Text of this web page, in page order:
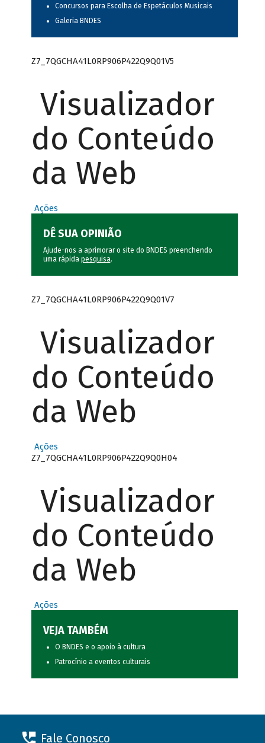
Concursos para Escolha de Espetáculos Musicais
Galeria BNDES
Z7_7QGCHA41L0RP906P422Q9Q01V5
Visualizador
do Conteúdo
da Web
Ações
DÊ SUA OPINIÃO
Ajude-nos a aprimorar o site do BNDES preenchendo
uma rápida pesquisa.
Z7_7QGCHA41L0RP906P422Q9Q01V7
Visualizador
do Conteúdo
da Web
Ações
Z7_7QGCHA41L0RP906P422Q9Q0H04
Visualizador
do Conteúdo
da Web
Ações
VEJA TAMBÉM
O BNDES e o apoio à cultura
Patrocínio a eventos culturais
Fale Conosco